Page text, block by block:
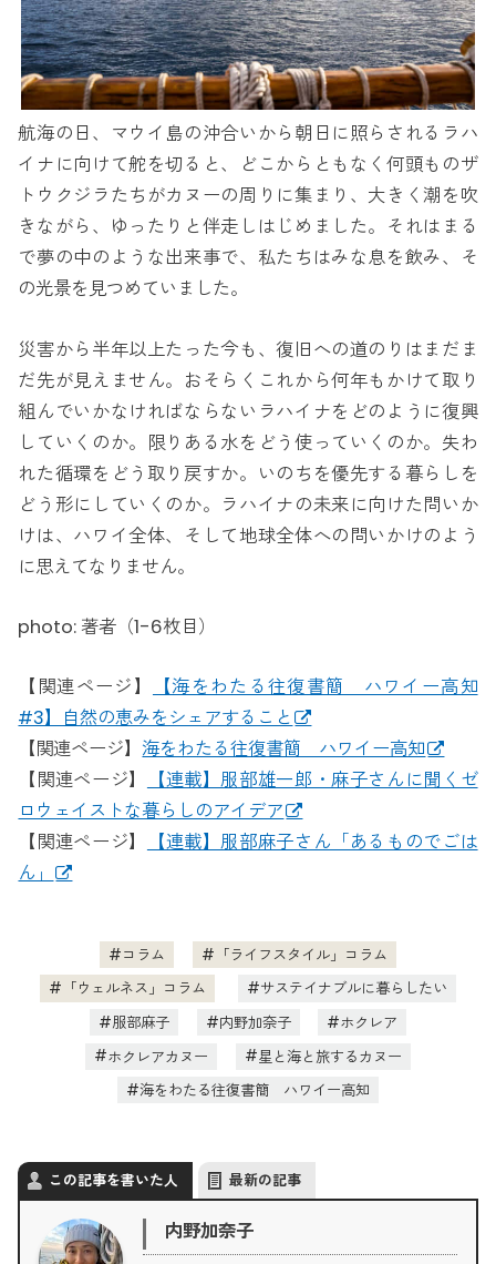
航海の日、マウイ島の沖合いから朝日に照らされるラハ
イナに向けて舵を切ると、どこからともなく何頭ものザ
トウクジラたちがカヌーの周りに集まり、大きく潮を吹
きながら、ゆったりと伴走しはじめました。それはまる
で夢の中のような出来事で、私たちはみな息を飲み、そ
の光景を見つめていました。
災害から半年以上たった今も、復旧への道のりはまだま
だ先が見えません。おそらくこれから何年もかけて取り
組んでいかなければならないラハイナをどのように復興
していくのか。限りある水をどう使っていくのか。失わ
れた循環をどう取り戻すか。いのちを優先する暮らしを
どう形にしていくのか。ラハイナの未来に向けた問いか
けは、ハワイ全体、そして地球全体への問いかけのよう
に思えてなりません。
photo: 著者（1-6枚目）
【関連ページ】
【海をわたる往復書簡 ハワイー高知
#3】自然の恵みをシェアすること
【関連ページ】 海をわたる往復書簡 ハワイー高知
【関連ページ】
【連載】服部雄一郎・麻子さんに聞くゼ
ロウェイストな暮らしのアイデア
【関連ページ】
【連載】服部麻子さん「あるものでごは
ん」
コラム
「ライフスタイル」コラム
「ウェルネス」コラム
サステイナブルに暮らしたい
服部麻子
内野加奈子
ホクレア
ホクレアカヌー
星と海と旅するカヌー
海をわたる往復書簡 ハワイー高知
この記事を書いた人 最新の記事
内野加奈子